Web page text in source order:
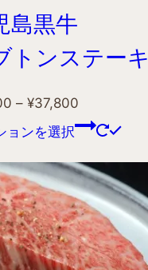
島黒牛
トンステーキ
– ¥37,800
ョンを選択